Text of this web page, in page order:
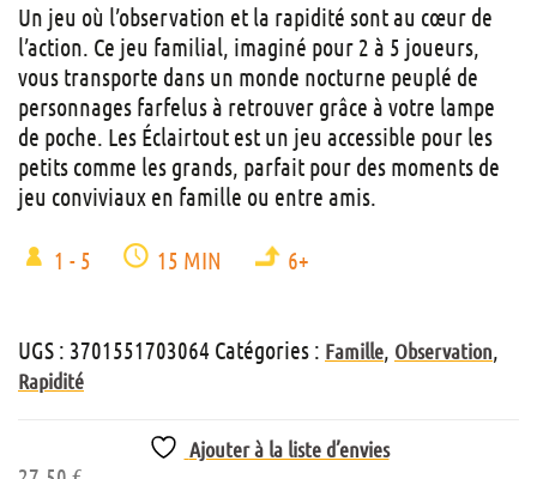
Un jeu où l’observation et la rapidité sont au cœur de
l’action. Ce jeu familial, imaginé pour 2 à 5 joueurs,
vous transporte dans un monde nocturne peuplé de
personnages farfelus à retrouver grâce à votre lampe
de poche. Les Éclairtout est un jeu accessible pour les
petits comme les grands, parfait pour des moments de
jeu conviviaux en famille ou entre amis.
1 - 5 15 MIN 6+
UGS : 3701551703064 Catégories : Famille Observation
Rapidité
Ajouter à la liste d’envies